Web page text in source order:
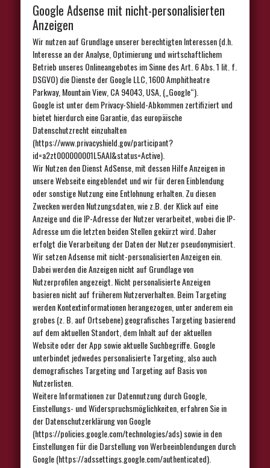
Google Adsense mit nicht-personalisierten
Anzeigen
Wir nutzen auf Grundlage unserer berechtigten Interessen (d.h.
Interesse an der Analyse, Optimierung und wirtschaftlichem
Betrieb unseres Onlineangebotes im Sinne des Art. 6 Abs. 1 lit. f.
DSGVO) die Dienste der Google LLC, 1600 Amphitheatre
Parkway, Mountain View, CA 94043, USA, („Google“).
Google ist unter dem Privacy-Shield-Abkommen zertifiziert und
bietet hierdurch eine Garantie, das europäische
Datenschutzrecht einzuhalten
(https://www.privacyshield.gov/participant?
id=a2zt000000001L5AAI&status=Active).
Wir Nutzen den Dienst AdSense, mit dessen Hilfe Anzeigen in
unsere Webseite eingeblendet und wir für deren Einblendung
oder sonstige Nutzung eine Entlohnung erhalten. Zu diesen
Zwecken werden Nutzungsdaten, wie z.B. der Klick auf eine
Anzeige und die IP-Adresse der Nutzer verarbeitet, wobei die IP-
Adresse um die letzten beiden Stellen gekürzt wird. Daher
erfolgt die Verarbeitung der Daten der Nutzer pseudonymisiert.
Wir setzen Adsense mit nicht-personalisierten Anzeigen ein.
Dabei werden die Anzeigen nicht auf Grundlage von
Nutzerprofilen angezeigt. Nicht personalisierte Anzeigen
basieren nicht auf früherem Nutzerverhalten. Beim Targeting
werden Kontextinformationen herangezogen, unter anderem ein
grobes (z. B. auf Ortsebene) geografisches Targeting basierend
auf dem aktuellen Standort, dem Inhalt auf der aktuellen
Website oder der App sowie aktuelle Suchbegriffe. Google
unterbindet jedwedes personalisierte Targeting, also auch
demografisches Targeting und Targeting auf Basis von
Nutzerlisten.
Weitere Informationen zur Datennutzung durch Google,
Einstellungs- und Widerspruchsmöglichkeiten, erfahren Sie in
der Datenschutzerklärung von Google
(https://policies.google.com/technologies/ads) sowie in den
Einstellungen für die Darstellung von Werbeeinblendungen durch
Google (https://adssettings.google.com/authenticated).